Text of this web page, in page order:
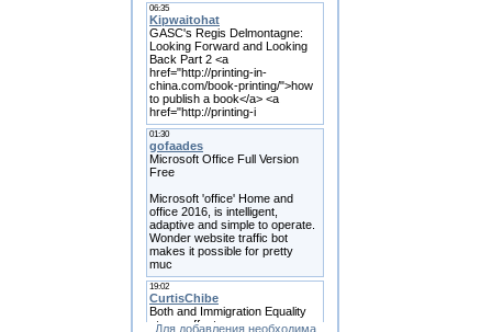
Для добавления необходима